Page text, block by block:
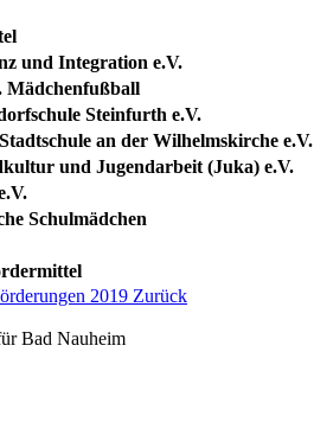
und Integration e.V.
Mädchenfußball
Steinfurth e.V.
an der Wilhelmskirche e.V.
und Jugendarbeit (Juka) e.V.
Schulmädchen
2019 Zurück
Bad Nauheim